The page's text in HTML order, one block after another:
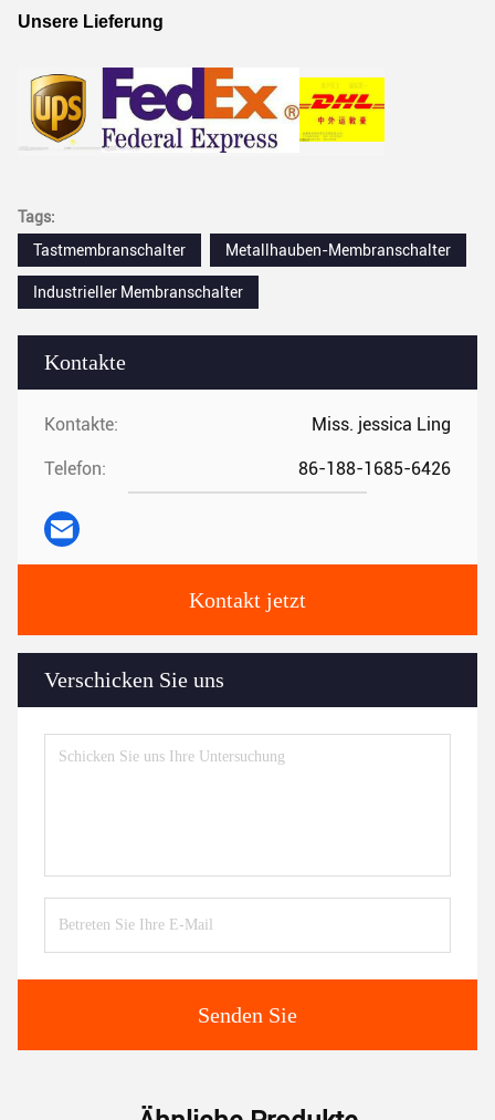
Kontakte
Kontakte: Miss. jessica Ling
Telefon: 86-188-1685-6426
Kontakt jetzt
Verschicken Sie uns
Senden Sie
Unsere Lieferung
Tags:
Tastmembranschalter
Metallhauben-Membranschalter
Industrieller Membranschalter